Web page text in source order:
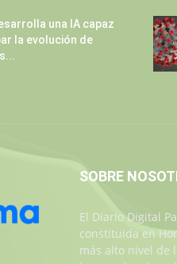
una IA capaz
la evolución de
SOBRE
El Diario Digital
constituida en
más alto nivel de